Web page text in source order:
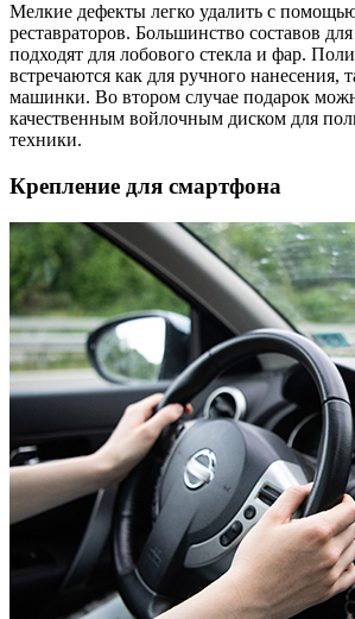
Мелкие дефекты легко удалить с
реставраторов. Большинство составов
подходят для лобового стекла и фар.
встречаются как для ручного нанесения,
машинки. Во втором случае подарок
качественным войлочным диском для
техники.
Крепление для смартфона